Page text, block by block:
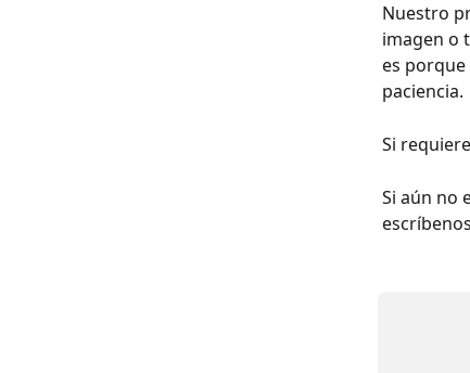
Nuestro
imagen o
es
paciencia.
Si
Si aún no